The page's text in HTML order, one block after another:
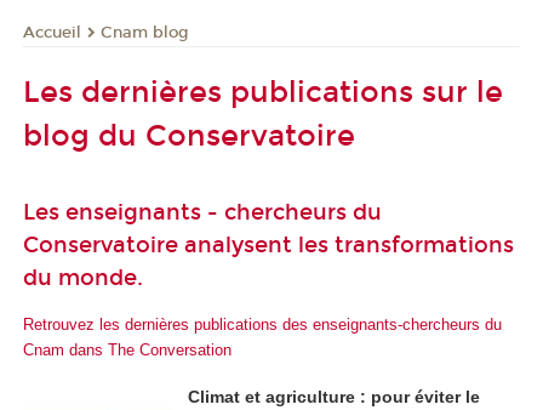
Accueil Cnam blog
Les dernières publications sur le
blog du Conservatoire
Les enseignants - chercheurs du
Conservatoire analysent les transformations
du monde.
Retrouvez les dernières publications des enseignants-chercheurs du
Cnam dans The Conversation
Climat et agriculture : pour éviter le